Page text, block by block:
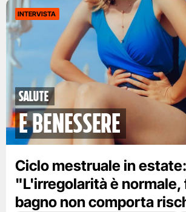
INTERVISTA
Salute
e benessere
Ciclo mestruale in estate:
"L'irregolarità è normale,
bagno non comporta